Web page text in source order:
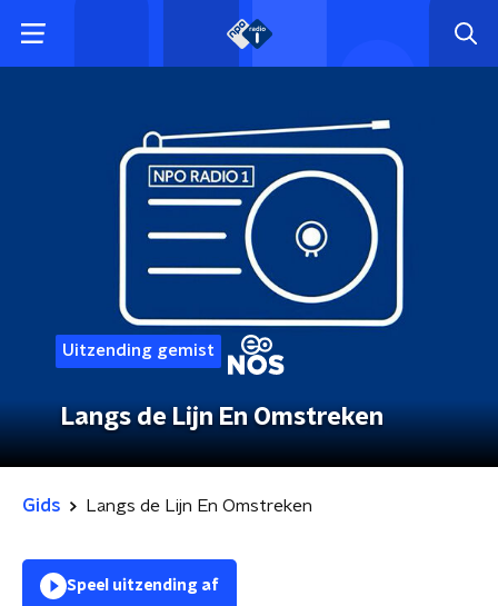
Uitzending gemist
Langs de Lijn En Omstreken
Gids Langs de Lijn En Omstreken
Speel uitzending af